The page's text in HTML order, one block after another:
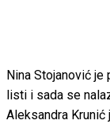
Nina Stojanović je
listi i sada se
Aleksandra